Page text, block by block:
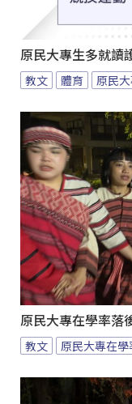
原民大專生多就讀
教文 體育 原民
原民大專在學率落
教文 原民大專在學